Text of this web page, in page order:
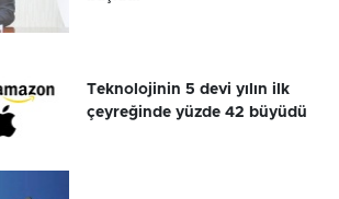
Teknolojinin 5 devi yılın ilk
çeyreğinde yüzde 42 büyüdü